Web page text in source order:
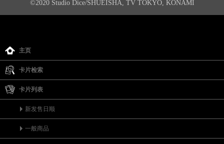
©2020 Studio Dice/SHUEISHA, TV TOKYO, KONAMI
主页
卡片检索
卡片列表
新发售日顺
一般商品